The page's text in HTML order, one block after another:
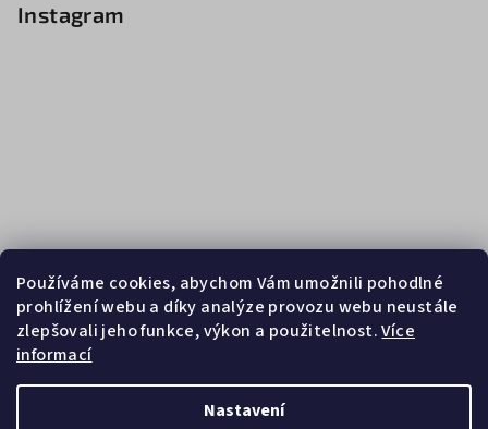
Používáme cookies, abychom Vám umožnili pohodlné
prohlížení webu a díky analýze provozu webu neustále
zlepšovali jeho funkce, výkon a použitelnost.Více
informací
Nastavení
Instagram
Sledovat na Instagramu